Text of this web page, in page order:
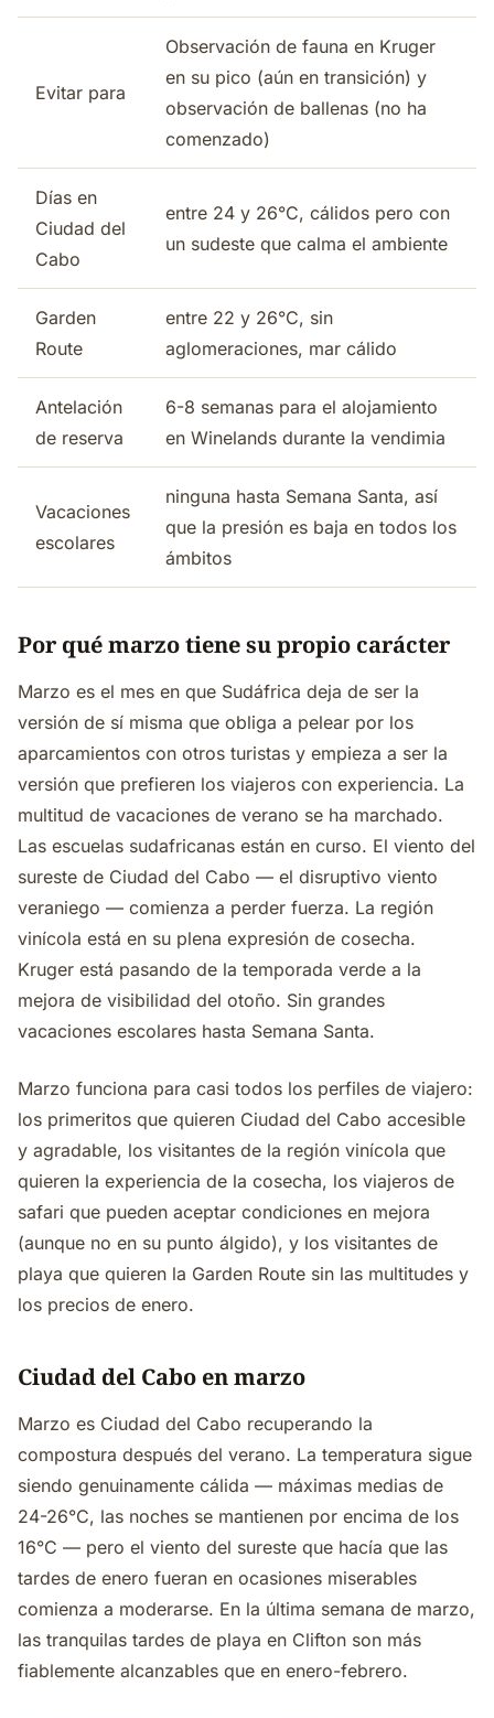
Evitar para
Observación de fauna en Kruger
en su pico (aún en transición) y
observación de ballenas (no ha
comenzado)
Días en
Ciudad del
Cabo
entre 24 y 26°C, cálidos pero con
un sudeste que calma el ambiente
Garden
Route
entre 22 y 26°C, sin
aglomeraciones, mar cálido
Antelación
de reserva
6-8 semanas para el alojamiento
en Winelands durante la vendimia
Vacaciones
escolares
ninguna hasta Semana Santa, así
que la presión es baja en todos los
ámbitos
Por qué marzo tiene su propio carácter
Marzo es el mes en que Sudáfrica deja de ser la
versión de sí misma que obliga a pelear por los
aparcamientos con otros turistas y empieza a ser la
versión que prefieren los viajeros con experiencia. La
multitud de vacaciones de verano se ha marchado.
Las escuelas sudafricanas están en curso. El viento del
sureste de Ciudad del Cabo — el disruptivo viento
veraniego — comienza a perder fuerza. La región
vinícola está en su plena expresión de cosecha.
Kruger está pasando de la temporada verde a la
mejora de visibilidad del otoño. Sin grandes
vacaciones escolares hasta Semana Santa.
Marzo funciona para casi todos los perfiles de viajero:
los primeritos que quieren Ciudad del Cabo accesible
y agradable, los visitantes de la región vinícola que
quieren la experiencia de la cosecha, los viajeros de
safari que pueden aceptar condiciones en mejora
(aunque no en su punto álgido), y los visitantes de
playa que quieren la Garden Route sin las multitudes y
los precios de enero.
Ciudad del Cabo en marzo
Marzo es Ciudad del Cabo recuperando la
compostura después del verano. La temperatura sigue
siendo genuinamente cálida — máximas medias de
24-26°C, las noches se mantienen por encima de los
16°C — pero el viento del sureste que hacía que las
tardes de enero fueran en ocasiones miserables
comienza a moderarse. En la última semana de marzo,
las tranquilas tardes de playa en Clifton son más
fiablemente alcanzables que en enero-febrero.